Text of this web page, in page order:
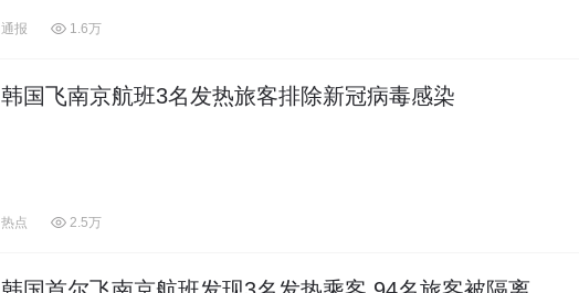
通报 1.6万
韩国飞南京航班3名发热旅客排除新冠病毒感染
热点 2.5万